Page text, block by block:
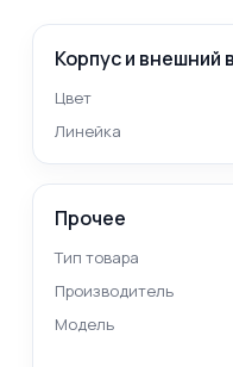
Корпус и внешний
Цвет
Линейка
Прочее
Тип товара
Производитель
Модель